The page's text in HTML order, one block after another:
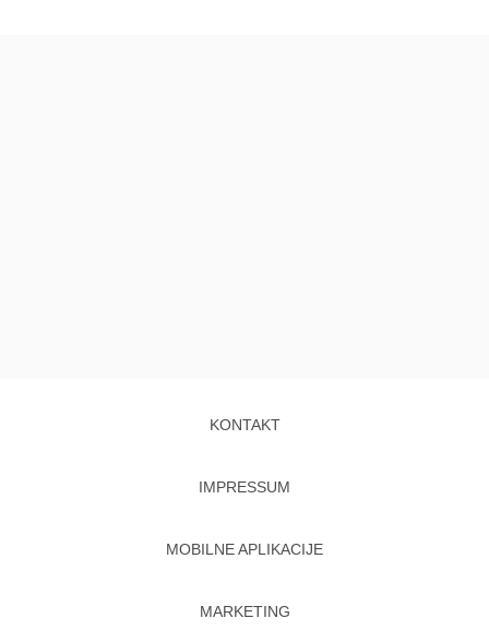
KONTAKT
IMPRESSUM
MOBILNE APLIKACIJE
MARKETING